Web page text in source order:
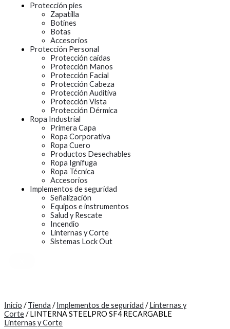
Protección pies
Zapatilla
Botines
Botas
Accesorios
Protección Personal
Protección caídas
Protección Manos
Protección Facial
Protección Cabeza
Protección Auditiva
Protección Vista
Protección Dérmica
Ropa Industrial
Primera Capa
Ropa Corporativa
Ropa Cuero
Productos Desechables
Ropa Ignifuga
Ropa Técnica
Accesorios
Implementos de seguridad
Señalización
Equipos e instrumentos
Salud y Rescate
Incendio
Linternas y Corte
Sistemas Lock Out
Inicio /Tienda /Implementos de seguridad /Linternas y
Corte/ LINTERNA STEELPRO SF4 RECARGABLE
Linternas y Corte